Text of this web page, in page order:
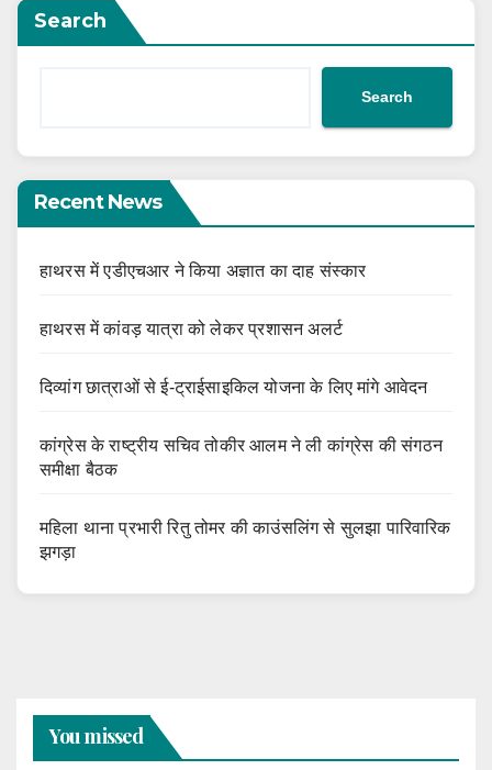
Search
Search
Recent News
हाथरस में एडीएचआर ने किया अज्ञात का दाह संस्कार
हाथरस में कांवड़ यात्रा को लेकर प्रशासन अलर्ट
दिव्यांग छात्राओं से ई-ट्राईसाइकिल योजना के लिए मांगे आवेदन
कांग्रेस के राष्ट्रीय सचिव तोकीर आलम ने ली कांग्रेस की संगठन
समीक्षा बैठक
महिला थाना प्रभारी रितु तोमर की काउंसलिंग से सुलझा पारिवारिक
झगड़ा
You missed